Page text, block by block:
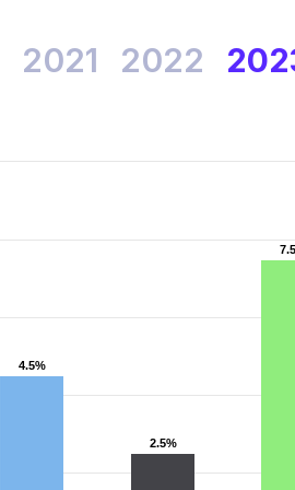
2021 2022
4.5%
4.5%
2.5%
2.5%